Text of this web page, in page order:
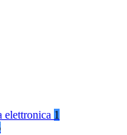
elettronica 1